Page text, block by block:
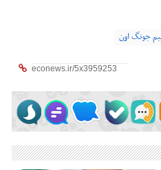
جونگ اون